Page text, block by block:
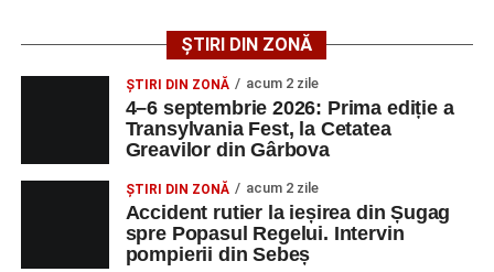
AGENT OCUPAŢIA
NR.
NR.
Technology Srl
OPERATOR LA
MASINI-UNELTE
NUMERICA
1 0752826367
ȘTIRI DIN ZONĂ
ȘTIRI DIN ZONĂ acum 2 zile
4–6 septembrie 2026: Prima ediție a
Transylvania Fest, la Cetatea
Greavilor din Gârbova
ȘTIRI DIN ZONĂ acum 2 zile
Accident rutier la ieșirea din Șugag
spre Popasul Regelui. Intervin
pompierii din Sebeș